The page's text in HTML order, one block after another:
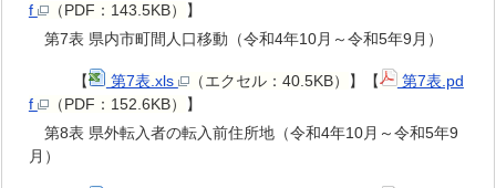
f
（PDF：143.5KB）
】
第7表 県内市町間人口移動（令和4年10月～令和5年9月）
【 第7表.xls （エクセル：40.5KB） 】【
第7表.pd
f
（PDF：152.6KB）
】
第8表 県外転入者の転入前住所地（令和4年10月～令和5年9
月）